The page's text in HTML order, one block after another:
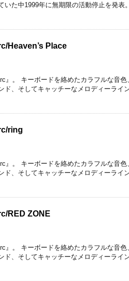
いた中1999年に無期限の活動停止を発表
Heaven’s Place
』。 キーボードを絡めたカラフルな音色
ド、そしてキャッチーなメロディーライ
ring
』。 キーボードを絡めたカラフルな音色
ド、そしてキャッチーなメロディーライ
RED ZONE
』。 キーボードを絡めたカラフルな音色
ド、そしてキャッチーなメロディーライ